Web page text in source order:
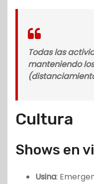
Todas las
manteniendo
Cultura
Shows en
Usina: